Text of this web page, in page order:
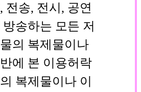
전송, 전시, 공연
방송하는 모든 저
의 복제물이나
에 본 이용허락
복제물이나 이